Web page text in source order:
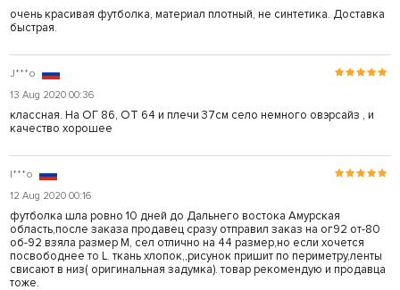
очень красивая футболка, материал плотный, не синтетика. Доставка
быстрая.
J***o
13 Aug 2020 00:36
классная. На ОГ 86, ОТ 64 и плечи 37см село немного овэрсайз , и
качество хорошее
I***o
12 Aug 2020 00:16
футболка шла ровно 10 дней до Дальнего востока Амурская
область,после заказа продавец сразу отправил заказ на ог92 от-80
об-92 взяла размер М, сел отлично на 44 размер,но если хочется
посвободнее то L. ткань хлопок,,рисунок пришит по периметру,ленты
свисают в низ( оригинальная задумка). товар рекомендую и продавца
тоже.